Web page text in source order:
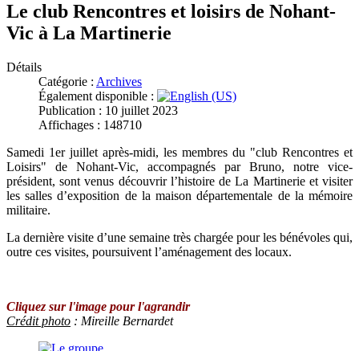
Le club Rencontres et loisirs de Nohant-
Vic à La Martinerie
Détails
Catégorie : Archives
Également disponible :
Publication : 10 juillet 2023
Affichages : 148710
Samedi 1er juillet après-midi, les membres du "club Rencontres et
Loisirs" de Nohant-Vic, accompagnés par Bruno, notre vice-
président, sont venus découvrir l’histoire de La Martinerie et visiter
les salles d’exposition de la maison départementale de la mémoire
militaire.
La dernière visite d’une semaine très chargée pour les bénévoles qui,
outre ces visites, poursuivent l’aménagement des locaux.
Cliquez sur l'image pour l'agrandir
Crédit photo : Mireille Bernardet